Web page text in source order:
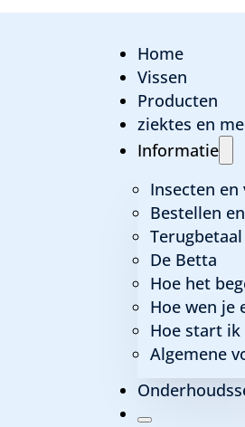
Home
Vissen
Producten
ziektes en
Informatie
Insecten
Bestellen
De Betta
Hoe het
Hoe wen je
Hoe start
Algemene